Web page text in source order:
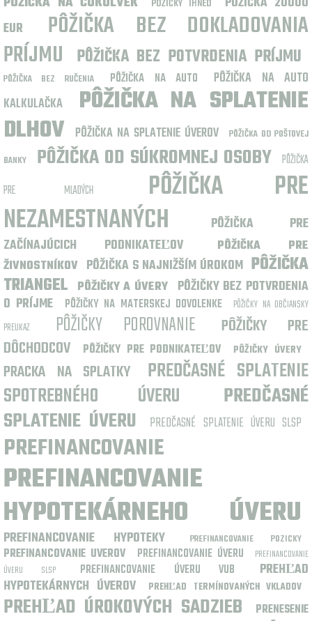
POŽIČKY IHNED
EUR
PÔŽIČKA BEZ DOKLADOVANIA
PRÍJMU
PÔŽIČKA BEZ POTVRDENIA PRÍJMU
PÔŽIČKA BEZ RUČENIA PÔŽIČKA NA AUTO
PÔŽIČKA NA AUTO
KALKULAČKA
PÔŽIČKA NA SPLATENIE
DLHOV PÔŽIČKA NA SPLATENIE ÚVEROV
PÔŽIČKA OD POŠTOVEJ
BANKY
PÔŽIČKA OD SÚKROMNEJ OSOBY PÔŽIČKA
PRE MLADÝCH
PÔŽIČKA PRE
NEZAMESTNANÝCH
PÔŽIČKA PRE
ZAČÍNAJÚCICH PODNIKATEĽOV
PÔŽIČKA PRE
ŽIVNOSTNÍKOV PÔŽIČKA S NAJNIŽŠÍM ÚROKOM PÔŽIČKA
TRIANGEL PÔŽIČKY A ÚVERY PÔŽIČKY BEZ POTVRDENIA
O PRÍJME
PÔŽIČKY NA MATERSKEJ DOVOLENKE
PÔŽIČKY NA OBČIANSKY
PREUKAZ
PÔŽIČKY POROVNANIE
PÔŽIČKY PRE
DÔCHODCOV
PÔŽIČKY PRE PODNIKATEĽOV PÔŽIČKY ÚVERY
PRACKA NA SPLATKY
PREDČASNÉ SPLATENIE
SPOTREBNÉHO ÚVERU
PREDČASNÉ
SPLATENIE ÚVERU
PREDČASNÉ SPLATENIE ÚVERU SLSP
PREFINANCOVANIE
PREFINANCOVANIE
HYPOTEKÁRNEHO ÚVERU
PREFINANCOVANIE HYPOTEKY PREFINANCOVANIE POZICKY
PREFINANCOVANIE UVEROV PREFINANCOVANIE ÚVERU
PREFINANCOVANIE
ÚVERU SLSP
PREFINANCOVANIE ÚVERU VUB
PREHĽAD
HYPOTEKÁRNYCH ÚVEROV
PREHĽAD TERMÍNOVANÝCH VKLADOV
PREHĽAD ÚROKOVÝCH SADZIEB
PRENESENIE